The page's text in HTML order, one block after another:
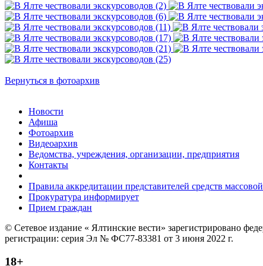
Вернуться в фотоархив
Новости
Афиша
Фотоархив
Видеоархив
Ведомства, учреждения, организации, предприятия
Контакты
Правила аккредитации представителей средств
Прокуратура информирует
Прием граждан
© Сетевое издание « Ялтинские вести» зарегистрировано
регистрации: серия Эл № ФС77-83381 от 3 июня 2022 г.
18+